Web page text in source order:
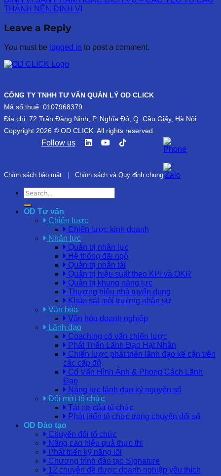
THÀNH NÊN ĐỊNH VỊ
Leave a Reply
You must be logged in to post a comment.
CÔNG TY TNHH TƯ VẤN QUẢN LÝ OD CLICK
Mã số thuế: 0107968379
Địa chỉ: 72 Trần Đăng Ninh, P. Nghĩa Đô, Q. Cầu Giấy, Hà Nội
Copyright 2026 © OD CLICK. All rights reserved.
Follow us
Chính sách bảo mật | Chính sách và Quy định chung
OD Tư vấn
Chiến lược
Chiến lược kinh doanh
Nhân lực
Quản trị nhân lực
Hệ thống đãi ngộ
Quản trị nhân tài
Quản trị hiệu suất theo KPI và OKR
Quản trị khung năng lực
Thương hiệu nhà tuyển dụng
Khảo sát môi trường nhân sự
Văn hóa
Văn hóa doanh nghiệp
Lãnh đạo
Coaching cố vấn chiến lược
Phát Triển Lãnh Đạo Hạt Nhân
Chiến lược phát triển lãnh đạo kế cận trên
các cấp độ
Cố Vấn Hình Ảnh & Phong Cách Lãnh
Đạo
Năng lực lãnh đạo kỷ nguyên số
Đổi mới tổ chức
Tái cơ cấu tổ chức
Phát triển tổ chức trong chuyển đổi số
OD Đào tạo
Chuyển đổi tổ chức
Nâng cao hiệu quả thực thi
Phát triển kỹ năng lõi
Chương trình đào tạo Signature
12 chuyên đề được doanh nghiệp yêu thích